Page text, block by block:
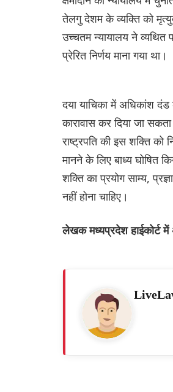
तेलगु देशम के व्यक्ति को
उच्चतम न्यायालय ने व्यथित
प्रेरित निर्णय माना गया था।
दया याचिका में अधिकांश
कारावास कर दिया जा
राष्ट्रपति की इस शक्ति को
मानने के लिए बाध्य घोषित
शक्ति का प्रयोग साम्य,
नहीं होना चाहिए।
लेखक मध्यप्रदेश हाईकोर्ट में